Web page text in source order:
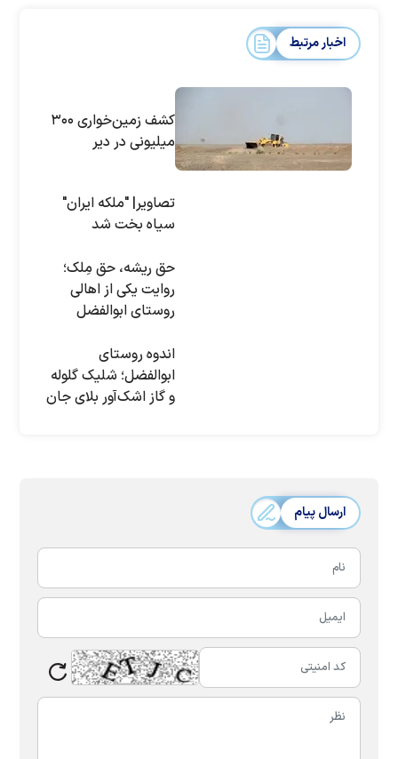
اخبار مرتبط
کشف زمین‌خواری ۳۰۰
میلیونی در دیر
تصاویر| "ملکه ایران"
سیاه بخت شد
حق ریشه، حق مِلک؛
روایت یکی از اهالی
روستای ابوالفضل
مستضعفان
اندوه روستای
ابوالفضل؛ شلیک گلوله
و گاز اشک‌آور بلای جان
ارسال پیام